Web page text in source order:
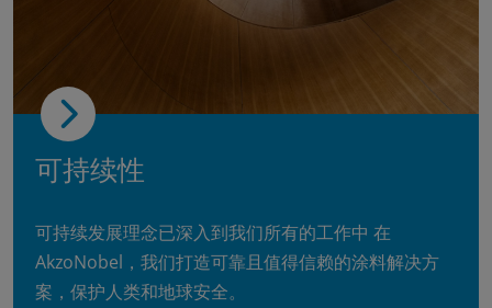
可持续性
可持续发展理念已深入到我们所有的工作中 在
AkzoNobel，我们打造可靠且值得信赖的涂料解决方
案，保护人类和地球安全。